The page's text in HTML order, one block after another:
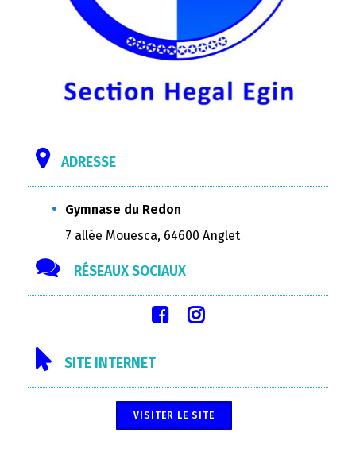
ADRESSE
Gymnase du Redon
7 allée Mouesca, 64600 Anglet
RÉSEAUX SOCIAUX
SITE INTERNET
VISITER LE SITE